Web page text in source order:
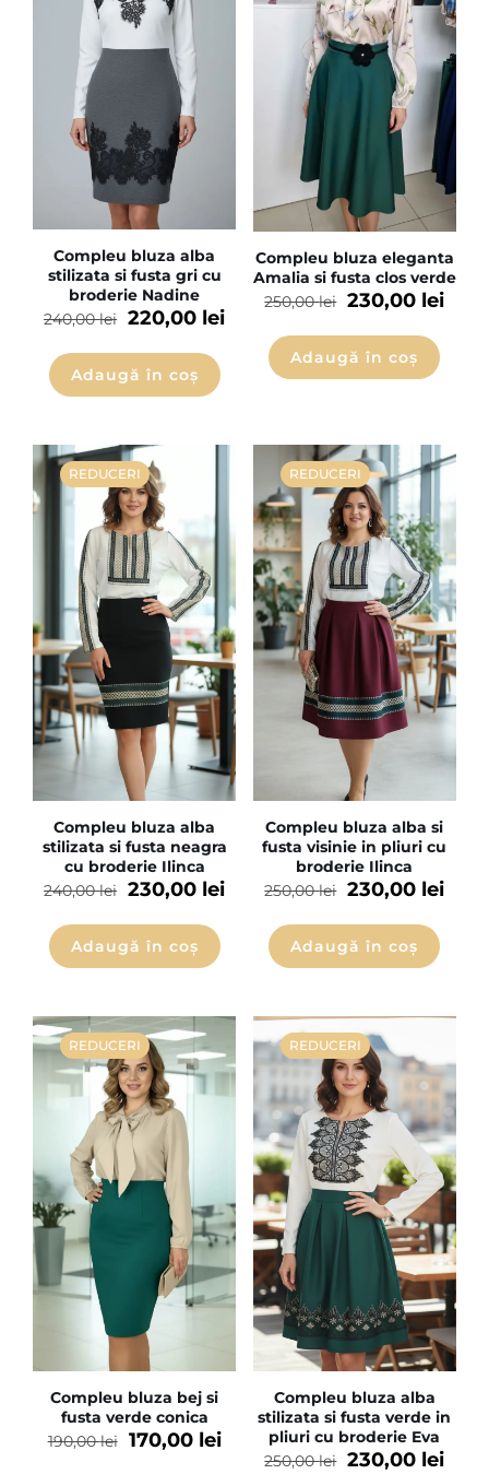
Compleu bluza alba
stilizata si fusta gri cu
broderie Nadine
240,00lei 220,00 lei
Adaugă în coș
Compleu bluza eleganta
Amalia si fusta clos verde
250,00lei 230,00 lei
Adaugă în coș
REDUCERI
Compleu bluza alba
stilizata si fusta neagra
cu broderie Ilinca
240,00lei 230,00 lei
Adaugă în coș
REDUCERI
Compleu bluza alba si
fusta visinie in pliuri cu
broderie Ilinca
250,00lei 230,00 lei
Adaugă în coș
REDUCERI
Compleu bluza bej si
fusta verde conica
190,00lei 170,00 lei
REDUCERI
Compleu bluza alba
stilizata si fusta verde in
pliuri cu broderie Eva
250,00lei 230,00 lei